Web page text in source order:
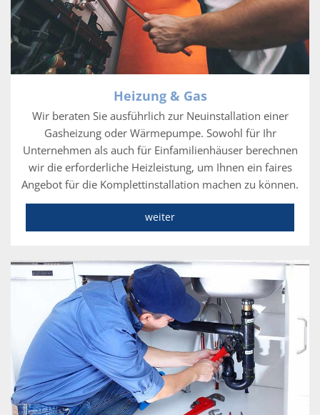
Heizung & Gas
Wir beraten Sie ausführlich zur Neuinstallation einer
Gasheizung oder Wärmepumpe. Sowohl für Ihr
Unternehmen als auch für Einfamilienhäuser berechnen
wir die erforderliche Heizleistung, um Ihnen ein faires
Angebot für die Komplettinstallation machen zu können.
weiter